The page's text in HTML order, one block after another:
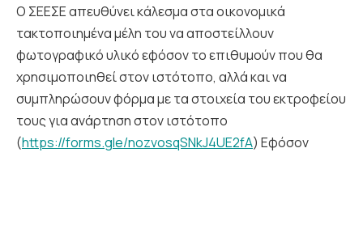
Ο ΣΕΕΣΕ απευθύνει κάλεσμα στα οικονομικά
τακτοποιημένα μέλη του να αποστείλλουν
φωτογραφικό υλικό εφόσον το επιθυμούν που θα
χρησιμοποιηθεί στον ιστότοπο, αλλά και να
συμπληρώσουν φόρμα με τα στοιχεία του εκτροφείου
τους για ανάρτηση στον ιστότοπο
(https://forms.gle/nozvosqSNkJ4UE2fA) Εφόσον